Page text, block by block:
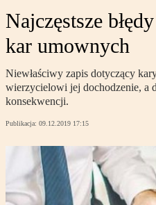
Najczęstsze
kar umownych
Niewłaściwy zapis dotyczący
wierzycielowi jej dochodzenie, a
konsekwencji.
Publikacja: 09.12.2019 17:15